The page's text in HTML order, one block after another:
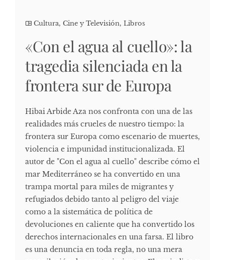
Cultura, Cine y Televisión, Libros
«Con el agua al cuello»: la
tragedia silenciada en la
frontera sur de Europa
Hibai Arbide Aza nos confronta con una de las
realidades más crueles de nuestro tiempo: la
frontera sur Europa como escenario de muertes,
violencia e impunidad institucionalizada. El
autor de "Con el agua al cuello" describe cómo el
mar Mediterráneo se ha convertido en una
trampa mortal para miles de migrantes y
refugiados debido tanto al peligro del viaje
como a la sistemática de política de
devoluciones en caliente que ha convertido los
derechos internacionales en una farsa. El libro
es una denuncia en toda regla, no una mera